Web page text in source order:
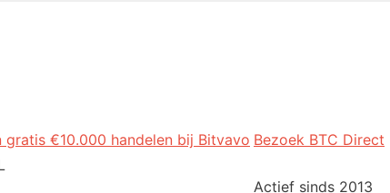
gratis €10.000 handelen bij Bitvavo Bezoek BTC Direct
Actief sinds 2013